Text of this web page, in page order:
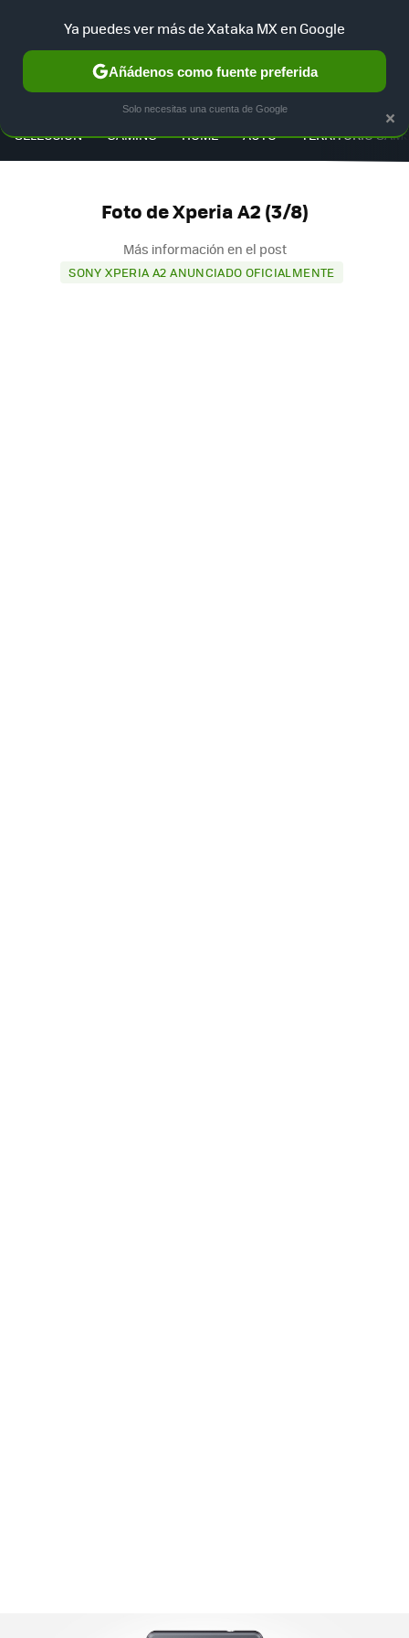
SELECCIÓN GAMING HOME AUTO TERRITORIO
Foto de Xperia A2 (3/8)
Más información en el post
SONY XPERIA A2 ANUNCIADO OFICIALMENTE
×
Ya puedes ver más de Xataka MX en Google
Añádenos como fuente preferida
Solo necesitas una cuenta de Google